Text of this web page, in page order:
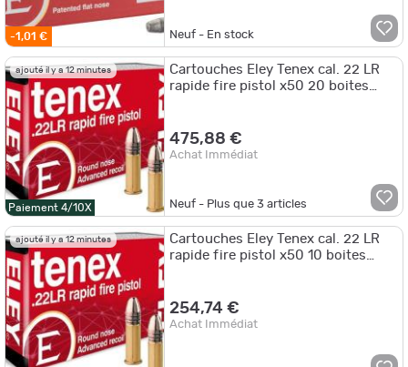
-1,01 € Neuf - En stock
ajouté il y a 12 minutes
Paiement 4/10X
Cartouches Eley Tenex cal. 22 LR
rapide fire pistol x50 20 boites
475,88 €
Achat Immédiat
Neuf - Plus que3 articles
ajouté il y a 12 minutes
Cartouches Eley Tenex cal. 22 LR
rapide fire pistol x50 10 boites
254,74 €
Achat Immédiat